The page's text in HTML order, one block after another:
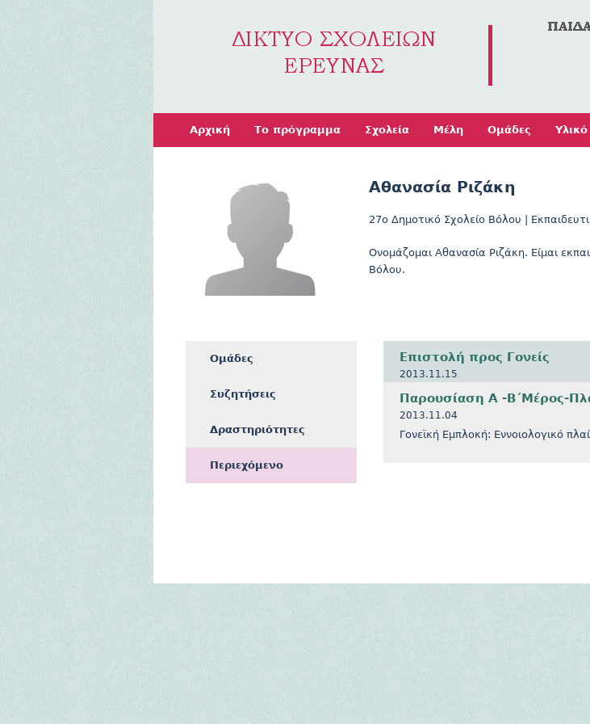
Αρχική Το πρόγραμμα Σχολεία Μέλη Ομάδες Υλικό
Αθανασία Ριζάκη
27ο Δημοτικό Σχολείο Βόλου
Ονομάζομαι Αθανασία Ριζάκη. Είμαι
Βόλου.
Ομάδες
Συζητήσεις
Δραστηριότητες
Περιεχόμενο
Επιστολή προς Γονείς
2013.11.15
Παρουσίαση Α -Β΄Μέρος-
2013.11.04
Γονεϊκή Εμπλοκή: Εννοιολογικό